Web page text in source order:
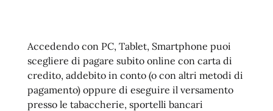
Accedendo con PC, Tablet, Smartphone puoi
scegliere di pagare subito online con carta di
credito, addebito in conto (o con altri metodi di
pagamento) oppure di eseguire il versamento
presso le tabaccherie, sportelli bancari